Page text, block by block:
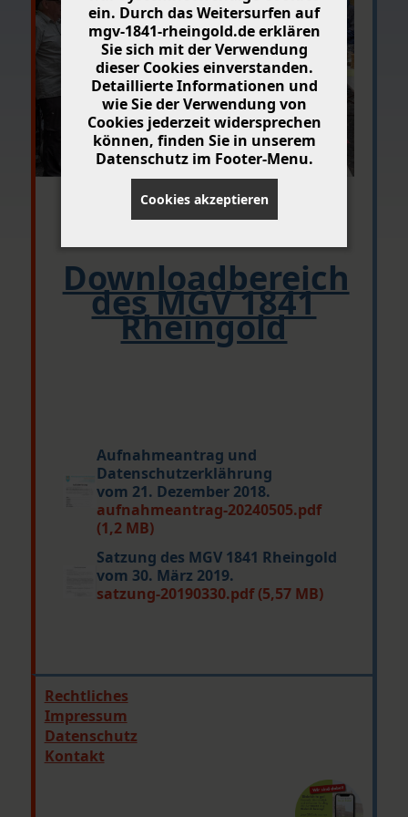
Downloadbereich
des MGV 1841
Rheingold
Aufnahmeantrag und
Datenschutzerklährung
vom 21. Dezember 2018.
aufnahmeantrag-20240505.pdf
(1,2 MB)
Satzung des MGV 1841 Rheingold
vom 30. März 2019.
satzung-20190330.pdf (5,57 MB)
Rechtliches
Impressum
Datenschutz
Kontakt
ein. Durch das Weitersurfen auf
mgv-1841-rheingold.de erklären
Sie sich mit der Verwendung
dieser Cookies einverstanden.
Detaillierte Informationen und
wie Sie der Verwendung von
Cookies jederzeit widersprechen
können, finden Sie in unserem
Datenschutz im Footer-Menu.
Cookies akzeptieren